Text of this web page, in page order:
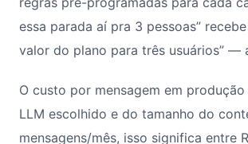
essa parada aí pra 3 pessoas”
valor do plano para três usuários” —
O custo por mensagem em
LLM escolhido e do tamanho do
mensagens/mês, isso significa entre